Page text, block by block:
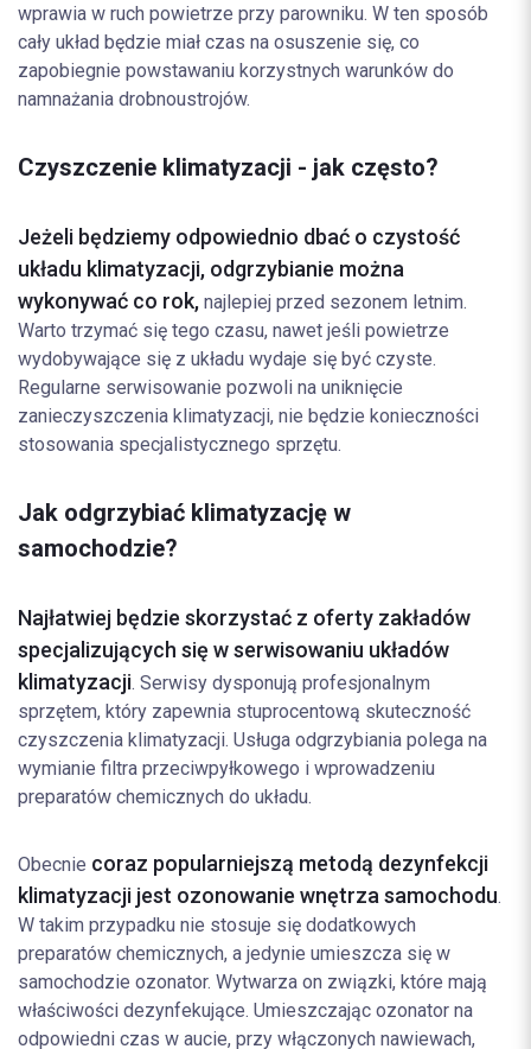
wprawia w ruch powietrze przy parowniku. W ten sposób
cały układ będzie miał czas na osuszenie się, co
zapobiegnie powstawaniu korzystnych warunków do
namnażania drobnoustrojów.
Czyszczenie klimatyzacji - jak często?
Jeżeli będziemy odpowiednio dbać o czystość
układu klimatyzacji, odgrzybianie można
wykonywać co rok, najlepiej przed sezonem letnim.
Warto trzymać się tego czasu, nawet jeśli powietrze
wydobywające się z układu wydaje się być czyste.
Regularne serwisowanie pozwoli na uniknięcie
zanieczyszczenia klimatyzacji, nie będzie konieczności
stosowania specjalistycznego sprzętu.
Jak odgrzybiać klimatyzację w
samochodzie?
Najłatwiej będzie skorzystać z oferty zakładów
specjalizujących się w serwisowaniu układów
klimatyzacji. Serwisy dysponują profesjonalnym
sprzętem, który zapewnia stuprocentową skuteczność
czyszczenia klimatyzacji. Usługa odgrzybiania polega na
wymianie filtra przeciwpyłkowego i wprowadzeniu
preparatów chemicznych do układu.
Obecnie coraz popularniejszą metodą dezynfekcji
klimatyzacji jest ozonowanie wnętrza samochodu.
W takim przypadku nie stosuje się dodatkowych
preparatów chemicznych, a jedynie umieszcza się w
samochodzie ozonator. Wytwarza on związki, które mają
właściwości dezynfekujące. Umieszczając ozonator na
odpowiedni czas w aucie, przy włączonych nawiewach,